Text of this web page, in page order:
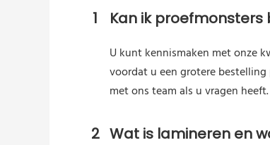
1 Kan ik proefmonsters
U kunt kennismaken met onze
voordat u een grotere
met ons team als u vragen heeft.
2 Wat is lamineren en